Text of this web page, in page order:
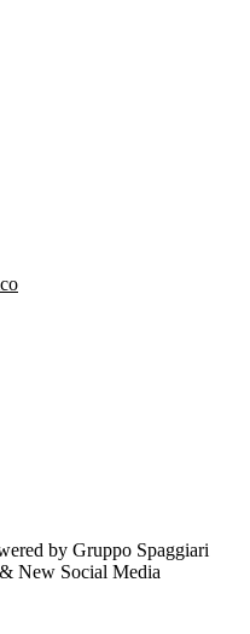
by Gruppo Spaggiari
New Social Media